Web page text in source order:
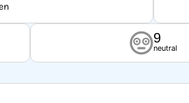
9
neutral